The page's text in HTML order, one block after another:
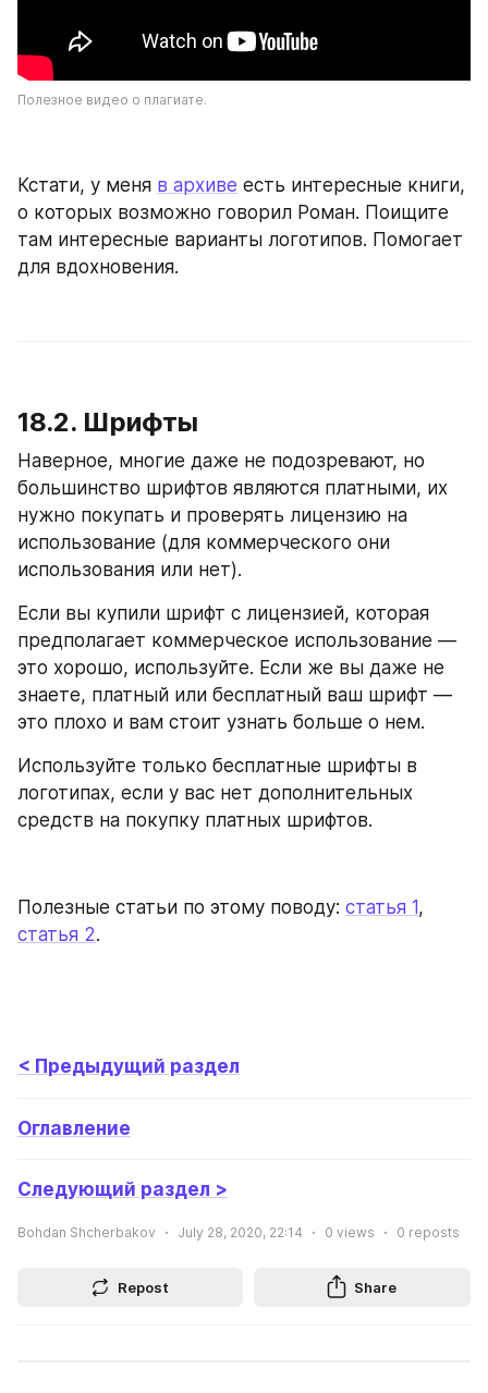
Полезное видео о плагиате.
Кстати, у меня в архиве есть интересные книги,
о которых возможно говорил Роман. Поищите
там интересные варианты логотипов. Помогает
для вдохновения.
18.2. Шрифты
Наверное, многие даже не подозревают, но
большинство шрифтов являются платными, их
нужно покупать и проверять лицензию на
использование (для коммерческого они
использования или нет).
Если вы купили шрифт с лицензией, которая
предполагает коммерческое использование —
это хорошо, используйте. Если же вы даже не
знаете, платный или бесплатный ваш шрифт —
это плохо и вам стоит узнать больше о нем.
Используйте только бесплатные шрифты в
логотипах, если у вас нет дополнительных
средств на покупку платных шрифтов.
Полезные статьи по этому поводу: статья 1
статья 2.
< Предыдущий раздел
Оглавление
Следующий раздел >
Bohdan Shcherbakov July 28, 2020, 22:14 0 views 0 reposts
Repost Share